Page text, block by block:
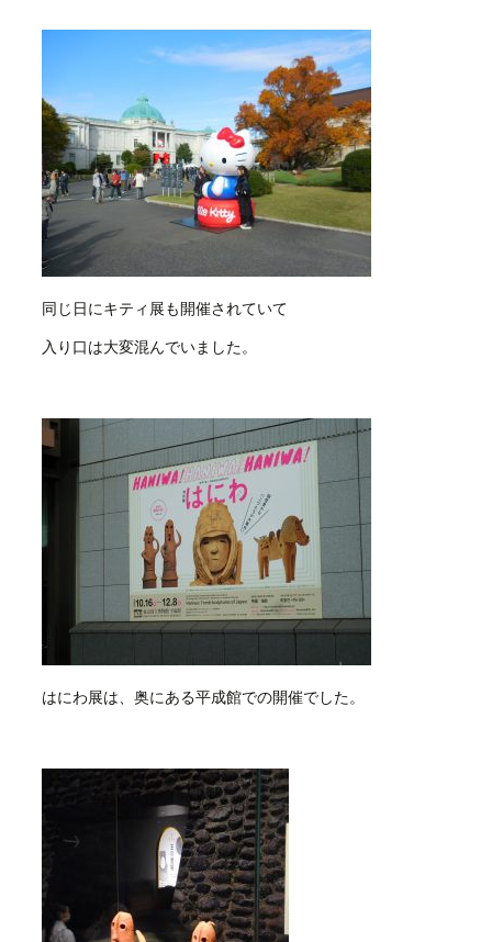
同じ日にキティ展も開催されていて
入り口は大変混んでいました。
はにわ展は、奥にある平成館での開催でした。